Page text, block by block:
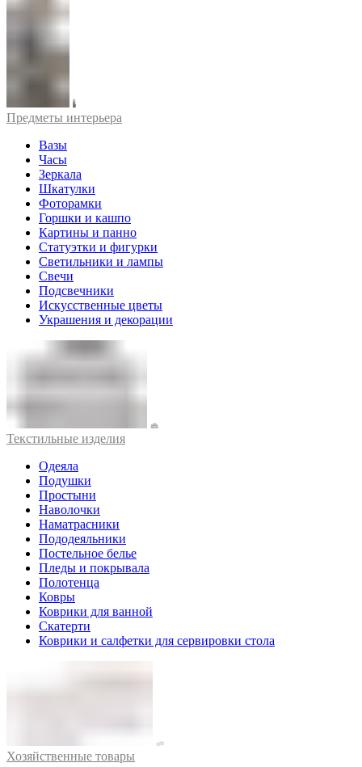
Предметы интерьера
Вазы
Часы
Зеркала
Шкатулки
Фоторамки
Горшки и кашпо
Картины и панно
Статуэтки и фигурки
Светильники и лампы
Свечи
Подсвечники
Искусственные цветы
Украшения и декорации
Текстильные изделия
Одеяла
Подушки
Простыни
Наволочки
Наматрасники
Пододеяльники
Постельное белье
Пледы и покрывала
Полотенца
Ковры
Коврики для ванной
Скатерти
Коврики и салфетки для сервировки стола
Хозяйственные товары